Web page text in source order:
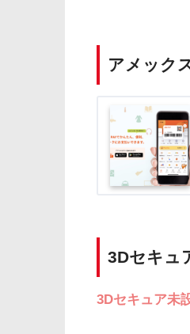
アメック
3Dセキュ
3Dセキュア未